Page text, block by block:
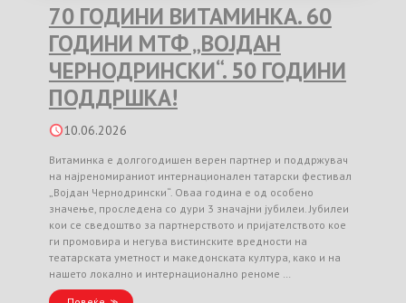
70 ГОДИНИ ВИТАМИНКА. 60
ГОДИНИ МТФ „ВОЈДАН
ЧЕРНОДРИНСКИ“. 50 ГОДИНИ
ПОДДРШКА!
10.06.2026
Витаминка е долгогодишен верен партнер и поддржувач
на најреномираниот интернационален татарски фестивал
„Војдан Чернодрински“. Оваа година е од особено
значење, проследена со дури 3 значајни јубилеи. Јубилеи
кои се сведоштво за партнерството и пријателството кое
ги промовира и негува вистинските вредности на
театарската уметност и македонската култура, како и на
нашето локално и интернационално реноме …